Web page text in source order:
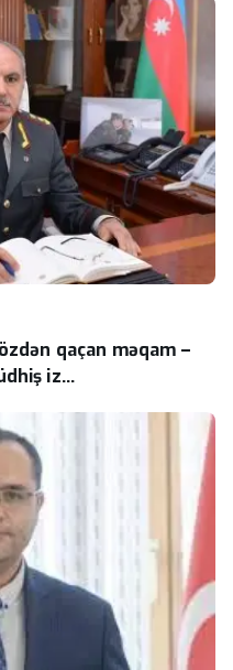
qaçan məqam –
iz…